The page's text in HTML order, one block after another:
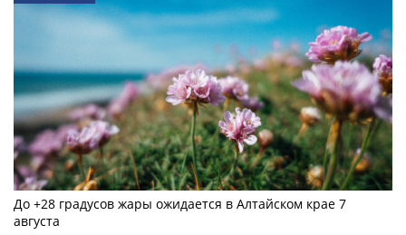
До +28 градусов жары ожидается в Алтайском крае 7
августа